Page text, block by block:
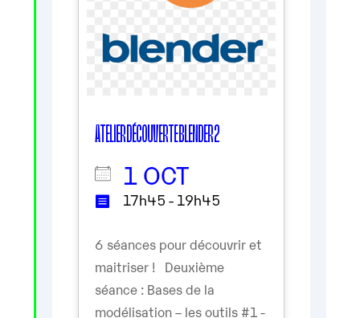
ATELIER DÉCOUVERTE BLENDER 2
1 OCT
17h45 - 19h45
6 séances pour découvrir et
maitriser ! Deuxième
séance : Bases de la
modélisation – les outils #1 -